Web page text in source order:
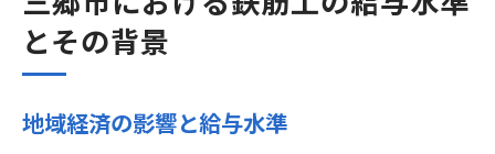
とその背景
地域経済の影響と給与水準